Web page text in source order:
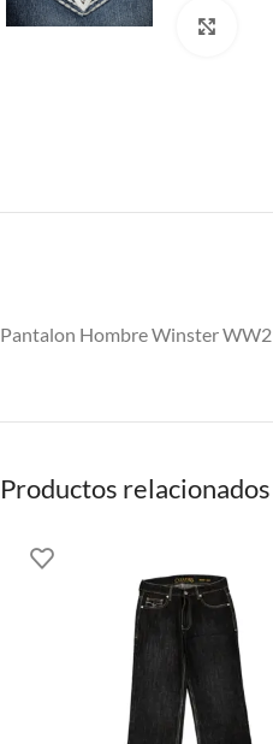
Pantalon Hombre Winster WW2
Productos relacionados